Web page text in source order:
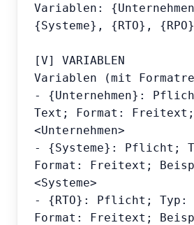
Variablen:
{Systeme}, {RTO},
[V] VARIABLEN
Variablen (mit
- {Unternehmen}:
Text; Format:
<Unternehmen>
- {Systeme}: Pflicht;
Format: Freitext;
<Systeme>
- {RTO}: Pflicht; Typ:
Format: Freitext;